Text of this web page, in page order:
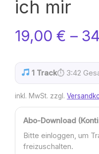
ich mir
19,00 € –
1 Track⏱ 3:42
inkl. MwSt. zzgl.
Abo-Download
Bitte einloggen, um
freizuschalten.